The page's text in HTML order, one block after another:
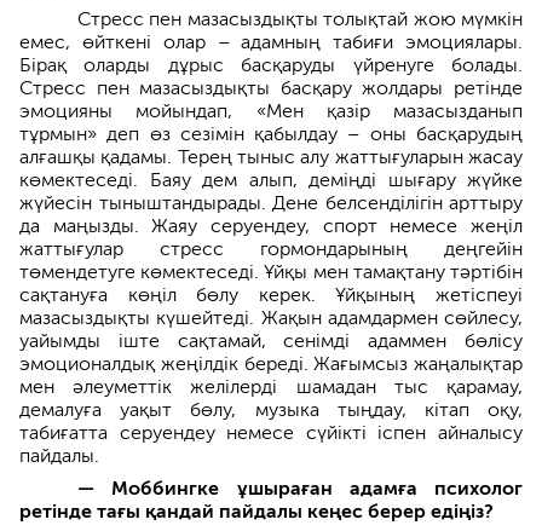
Стресс пен мазасыздықты толықтай жою мүмкін
емес, өйткені олар – адамның табиғи эмоциялары.
Бірақ оларды дұрыс басқаруды үйренуге болады.
Стресс пен мазасыздықты басқару жолдары ретінде
эмоцияны мойындап, «Мен қазір мазасызданып
тұрмын» деп өз сезімін қабылдау – оны басқарудың
алғашқы қадамы. Терең тыныс алу жаттығуларын жасау
көмектеседі. Баяу дем алып, деміңді шығару жүйке
жүйесін тыныштандырады. Дене белсенділігін арттыру
да маңызды. Жаяу серуендеу, спорт немесе жеңіл
жаттығулар стресс гормондарының деңгейін
төмендетуге көмектеседі. Ұйқы мен тамақтану тәртібін
сақтануға көңіл бөлу керек. Ұйқының жетіспеуі
мазасыздықты күшейтеді. Жақын адамдармен сөйлесу,
уайымды іште сақтамай, сенімді адаммен бөлісу
эмоционалдық жеңілдік береді. Жағымсыз жаңалықтар
мен әлеуметтік желілерді шамадан тыс қарамау,
демалуға уақыт бөлу, музыка тыңдау, кітап оқу,
табиғатта серуендеу немесе сүйікті іспен айналысу
пайдалы.
— Моббингке ұшыраған адамға психолог
ретінде тағы қандай пайдалы кеңес берер едіңіз?